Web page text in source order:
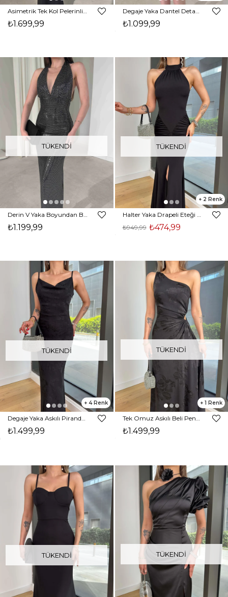
Asimetrik Tek Kol Pelerinli Maxi Siyah Opsen Kadın Elbise 26Y334
₺1.699,99
Degaje Yaka Dantel Detaylı Mini Siyah Karla Kadın Elbise 26Y268
₺1.099,99
TÜKENDI
Derin V Yaka Boyundan Bağlamalı Parlak Yandan Yırtmaçlı Siyah Bridget Kadın Elbise 26Y185
₺1.199,99
TÜKENDI
2
Halter Yaka Drapeli Eteği Yırtmaçlı Milenlo Siyah Kadın Elbise 25Y343
₺474,99
₺949,99
TÜKENDI
4
Degaje Yaka Askılı Piranda Desenli Siyah Elbise 25Y336
₺1.499,99
TÜKENDI
1
Tek Omuz Askılı Beli Pencere Detaylı Detbir Siyah Kadın Elbise 25Y289
₺1.499,99
TÜKENDI TÜKENDI